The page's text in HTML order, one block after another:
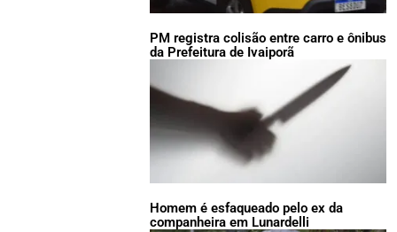
PM registra colisão entre carro e ônibus
da Prefeitura de Ivaiporã
Homem é esfaqueado pelo ex da
companheira em Lunardelli